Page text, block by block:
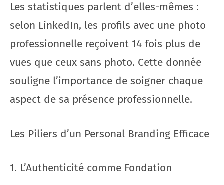
Les statistiques parlent d’elles-mêmes :
selon LinkedIn, les profils avec une photo
professionnelle reçoivent 14 fois plus de
vues que ceux sans photo. Cette donnée
souligne l’importance de soigner chaque
aspect de sa présence professionnelle.
Les Piliers d’un Personal Branding Efficace
1. L’Authenticité comme Fondation